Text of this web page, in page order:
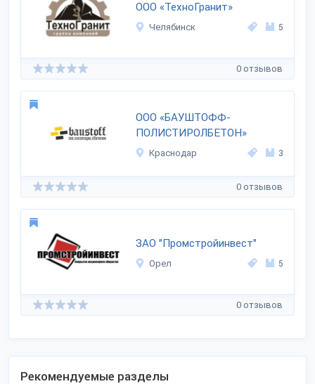
ООО «ТехноГранит»
Челябинск 5
0 отзывов
ООО «БАУШТОФФ-
ПОЛИСТИРОЛБЕТОН»
Краснодар 3
0 отзывов
ЗАО "Промстройинвест"
Орел 5
0 отзывов
Рекомендуемые разделы